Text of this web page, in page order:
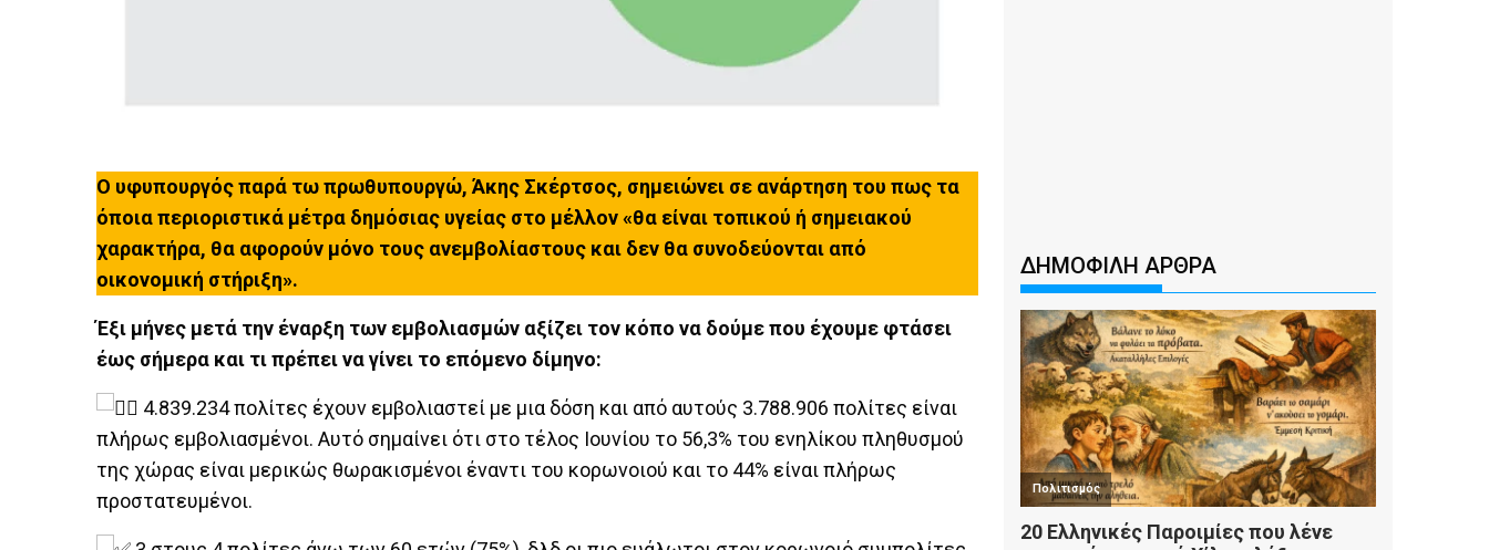
Ο υφυπουργός παρά τω πρωθυπουργώ, Άκης Σκέρτσος, σημειώνει σε ανάρτηση του πως τα
όποια περιοριστικά μέτρα δημόσιας υγείας στο μέλλον «θα είναι τοπικού ή σημειακού
χαρακτήρα, θα αφορούν μόνο τους ανεμβολίαστους και δεν θα συνοδεύονται από
οικονομική στήριξη».
Έξι μήνες μετά την έναρξη των εμβολιασμών αξίζει τον κόπο να δούμε που έχουμε φτάσει
έως σήμερα και τι πρέπει να γίνει το επόμενο δίμηνο:
4.839.234 πολίτες έχουν εμβολιαστεί με μια δόση και από αυτούς 3.788.906 πολίτες είναι
πλήρως εμβολιασμένοι. Αυτό σημαίνει ότι στο τέλος Ιουνίου το 56,3% του ενηλίκου πληθυσμού
της χώρας είναι μερικώς θωρακισμένοι έναντι του κορωνοιού και το 44% είναι πλήρως
προστατευμένοι.
ΔΗΜΟΦΙΛΗ ΑΡΘΡΑ